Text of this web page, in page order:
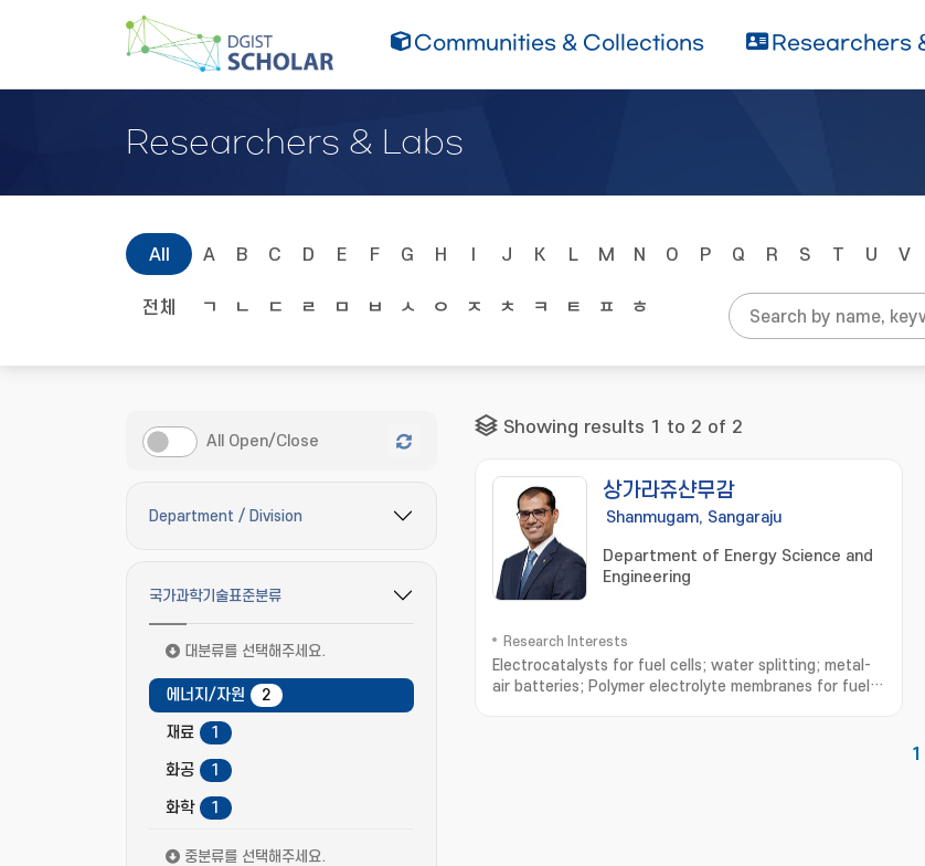
Communities & Collections Researchers
Researchers & Labs
All A B C D E F G H J K L M N O P Q R S T U V
전체 ㄱ ㄴ ㄷ ㄹ ㅁ ㅂ ㅅ ㅇ ㅈ ㅊ ㅋ ㅌ ㅍ ㅎ
All Open/Close
Department / Division
필터 옵션 펼치기/접기
국가과학기술표준분류
필터 옵션 펼치기/접기
대분류를 선택해주세요.
에너지/자원
2
재료
1
화공
1
화학
1
중분류를 선택해주세요.
Showing results 1 to 2 of 2
상가라쥬샨무감
Shanmugam, Sangaraju
Department of Energy Science and
Engineering
Research Interests
Electrocatalysts for fuel cells; water splitting; metal-
air batteries; Polymer electrolyte membranes for fuel
1